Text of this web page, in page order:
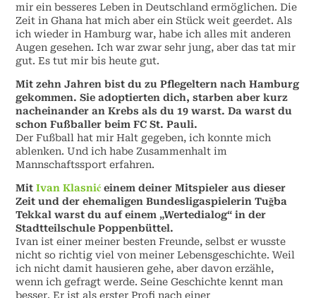
mir ein besseres Leben in Deutschland ermöglichen. Die
Zeit in Ghana hat mich aber ein Stück weit geerdet. Als
ich wieder in Hamburg war, habe ich alles mit anderen
Augen gesehen. Ich war zwar sehr jung, aber das tat mir
gut. Es tut mir bis heute gut.
Mit zehn Jahren bist du zu Pflegeltern nach Hamburg
gekommen. Sie adoptierten dich, starben aber kurz
nacheinander an Krebs als du 19 warst. Da warst du
schon Fußballer beim FC St. Pauli.
Der Fußball hat mir Halt gegeben, ich konnte mich
ablenken. Und ich habe Zusammenhalt im
Mannschaftssport erfahren.
Mit Ivan Klasnićeinem deiner Mitspieler aus dieser
Zeit und der ehemaligen Bundesligaspielerin Tuğba
Tekkal warst du auf einem „Wertedialog“ in der
Stadtteilschule Poppenbüttel.
Ivan ist einer meiner besten Freunde, selbst er wusste
nicht so richtig viel von meiner Lebensgeschichte. Weil
ich nicht damit hausieren gehe, aber davon erzähle,
wenn ich gefragt werde. Seine Geschichte kennt man
besser. Er ist als erster Profi nach einer